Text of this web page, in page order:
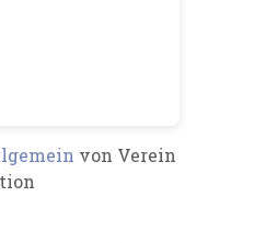
von Verein